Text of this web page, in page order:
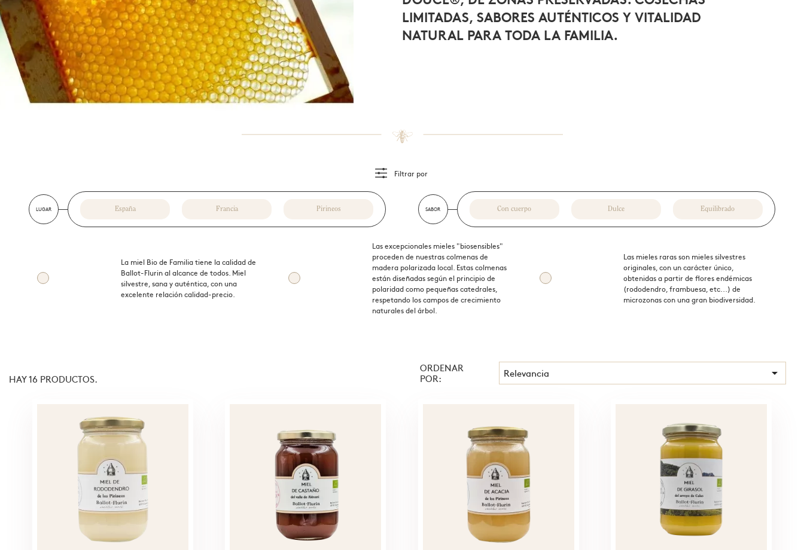
Digestión
Toda la dulzura de la miel
LIMITADAS, SABORES AUTÉNTICOS Y VITALIDAD
NATURAL PARA TODA LA FAMILIA.
Filtrar por
LUGAR España Francia Pirineos SABOR Con cuerpo Dulce Equilibrado
La miel Bio de Familia tiene la calidad de
Ballot-Flurin al alcance de todos. Miel
silvestre, sana y auténtica, con una
excelente relación calidad-precio.
Las excepcionales mieles "biosensibles"
proceden de nuestras colmenas de
madera polarizada local. Estas colmenas
están diseñadas según el principio de
polaridad como pequeñas catedrales,
respetando los campos de crecimiento
naturales del árbol.
Las mieles raras son mieles silvestres
originales, con un carácter único,
obtenidas a partir de flores endémicas
(rododendro, frambuesa, etc...) de
microzonas con una gran biodiversidad.
HAY 16 PRODUCTOS.
ORDENAR
POR:
Relevancia 